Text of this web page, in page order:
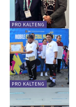
PRO KALTENG
PRO KALTENG